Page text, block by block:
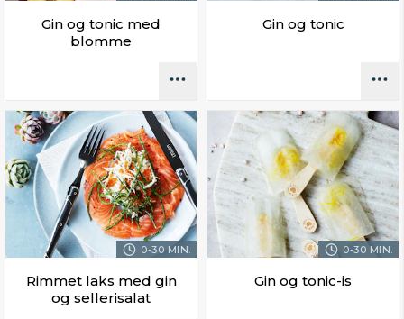
Gin og tonic med
blomme
Gin og tonic
0-30 MIN.
Rimmet laks med gin
og sellerisalat
0-30 MIN.
Gin og tonic-is